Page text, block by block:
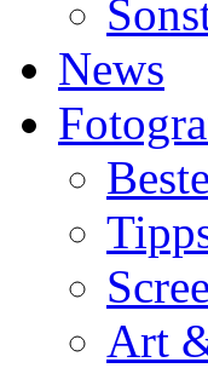
News
Art